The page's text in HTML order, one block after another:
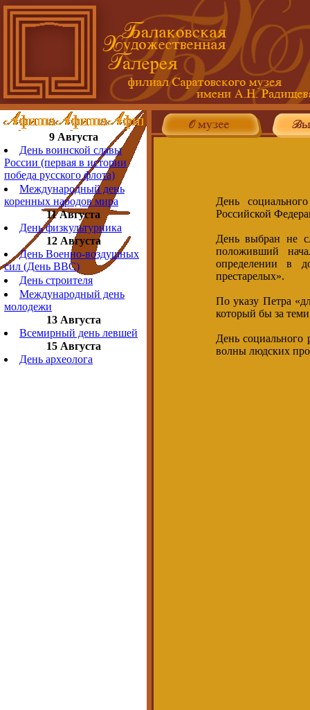
9 Августа
День воинской славы
России (первая в истории
победа русского флота)
Международный день
коренных народов мира
11 Августа
День физкультурника
12 Августа
День Военно-воздушных
сил (День ВВС)
День строителя
Международный день
молодежи
13 Августа
Всемирный день левшей
15 Августа
День археолога
День
Российской
День выбран не
положивший
определении в
престарелых».
По указу Петра
который бы за
День
волны людских